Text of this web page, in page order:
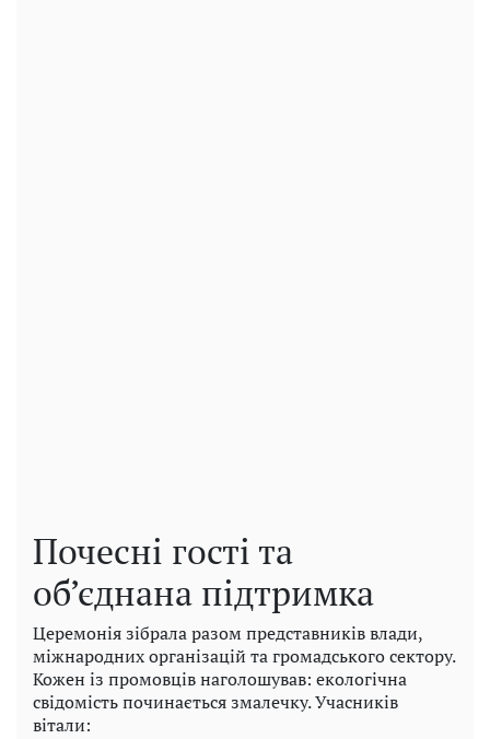
Почесні гості та
об’єднана підтримка
Церемонія зібрала разом представників влади,
міжнародних організацій та громадського сектору.
Кожен із промовців наголошував: екологічна
свідомість починається змалечку. Учасників
вітали: